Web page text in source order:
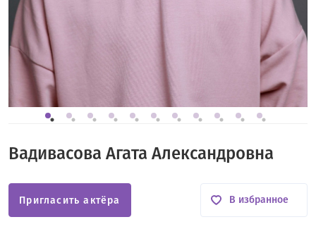
Вадивасова Агата Александровна
Пригласить актёра В избранное